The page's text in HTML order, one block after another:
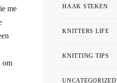
te
me
HAAK STEKEN
KNITTERS LIFE
KNITTING TIPS
UNCATEGORIZED